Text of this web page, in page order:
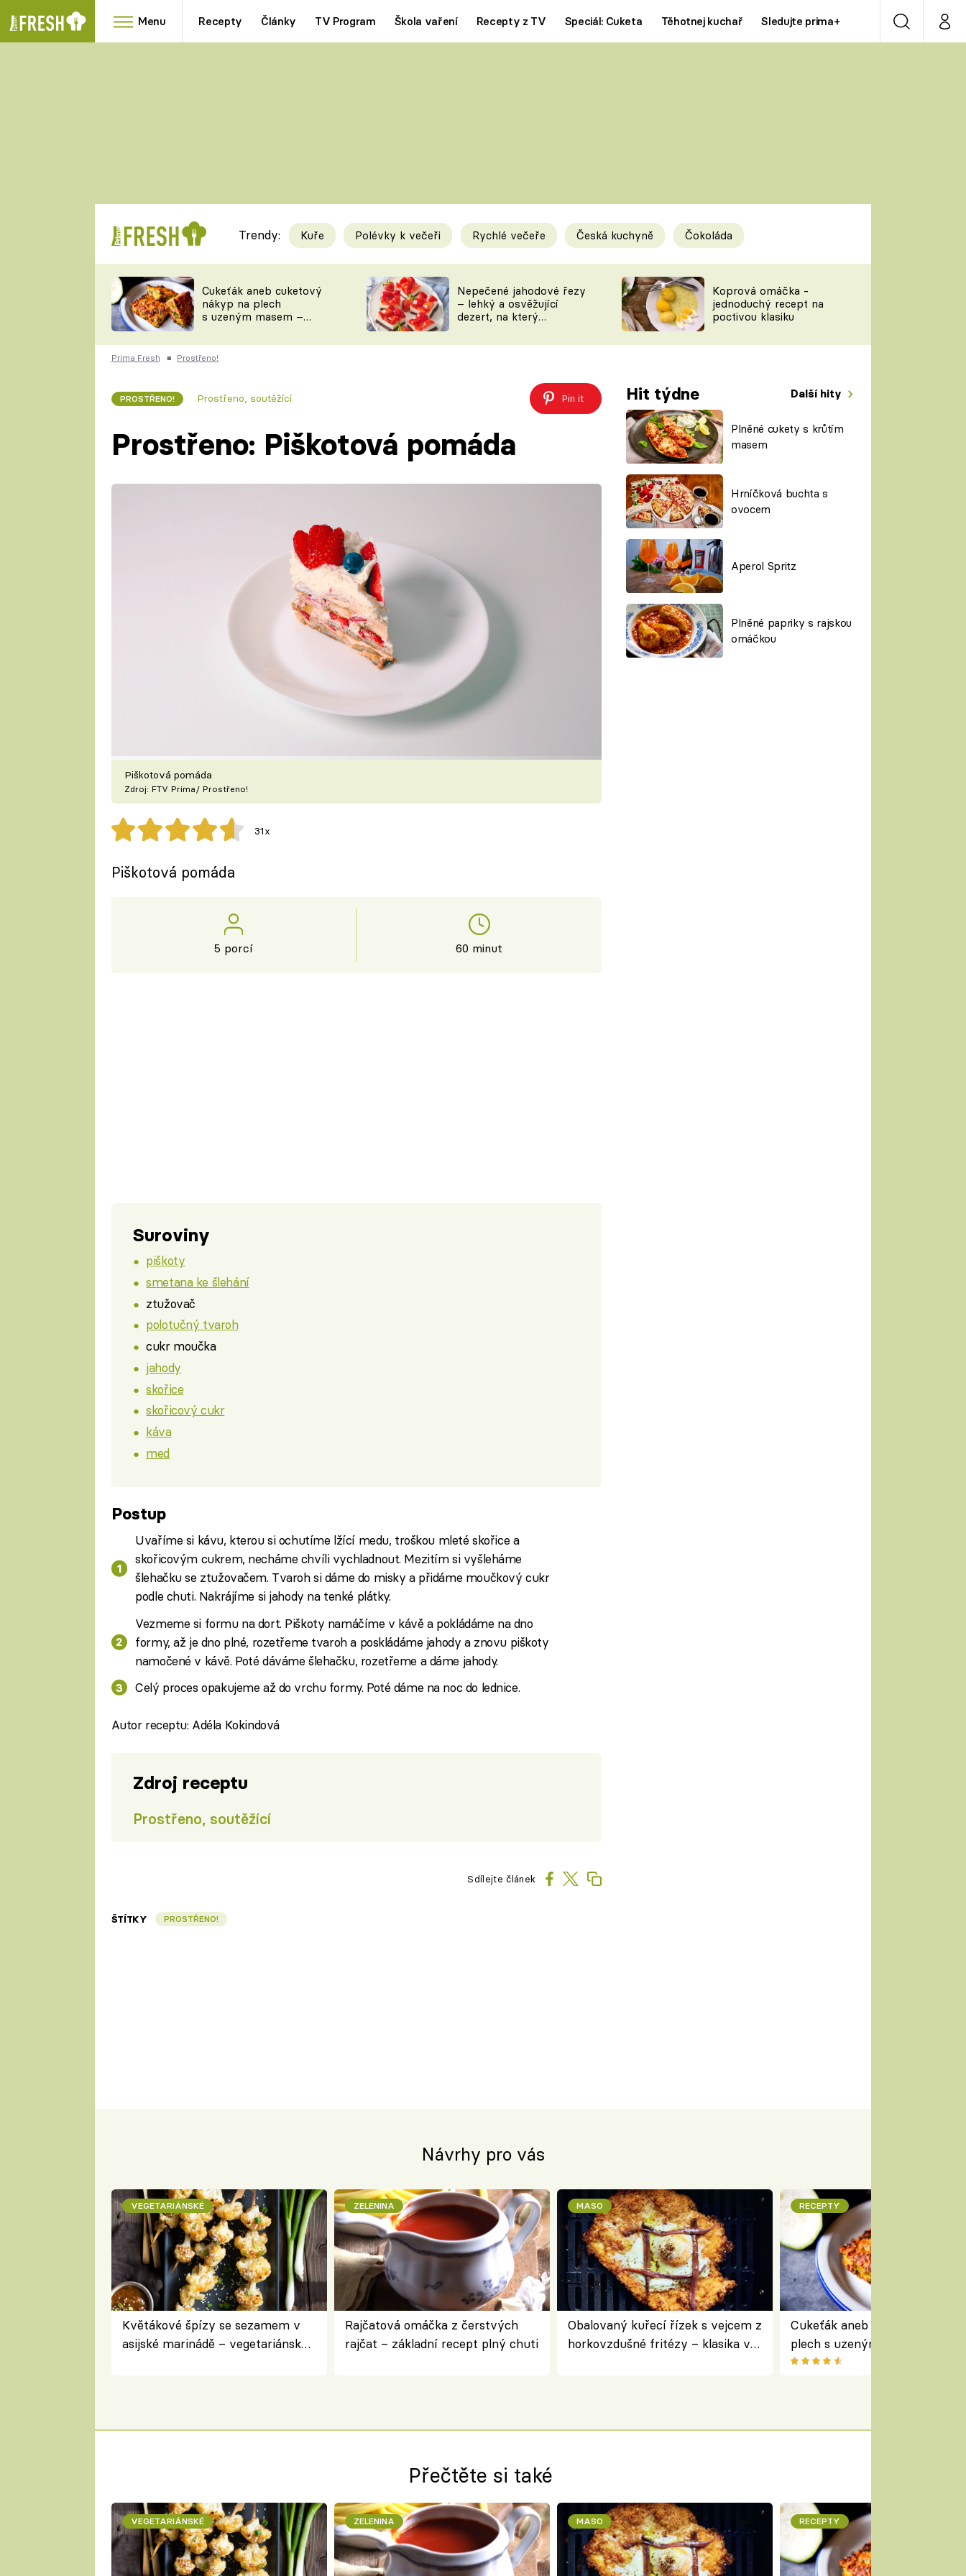
Menu Recepty Články TV Program Škola vaření Recepty z TV Speciál: Cuketa Těhotnej kuchař Sledujte prima+ VyhledáváníMůj
RYCHLOVKY
Videorecepty
TEĎ VAŘÍ ŠÉF!
ČESKO NA TALÍŘI
KUCHAŘKA
Tipy a triky
KAM ZA JÍDLEM
VYCHYTÁVKY
Novinky
ŠÉFREDAKTORKY
ČASOPIS
Prima LAJK
Sledujte nás
Trendy: Kuře Polévky k večeři Rychlé večeře Česká kuchyně Čokoláda
Cukeťák aneb cuketový
nákyp na plech
s uzeným masem –
zpracovat přerostlé
cukety
Nepečené jahodové řezy
– lehký a osvěžující
dezert, na který
Koprová omáčka -
jednoduchý recept na
poctivou klasiku
Prima Fresh ■ Prostřeno!
PROSTŘENO! Prostřeno, soutěžící Pin it Hit týdne Další hity
Plněné cukety s krůtím
masem
Hrníčková buchta s
ovocem
Aperol Spritz
Plněné papriky s rajskou
omáčkou
Prostřeno: Piškotová pomáda
Piškotová pomáda
Zdroj: FTV Prima/ Prostřeno!
31x
Piškotová pomáda
5 porcí 60 minut
Suroviny
piškoty
smetana ke šlehání
ztužovač
polotučný tvaroh
cukr moučka
jahody
skořice
skořicový cukr
káva
med
Postup
Uvaříme si kávu, kterou si ochutíme lžící medu, troškou mleté skořice a
skořicovým cukrem, necháme chvíli vychladnout. Mezitím si vyšleháme
šlehačku se ztužovačem. Tvaroh si dáme do misky a přidáme moučkový cukr
podle chuti. Nakrájíme si jahody na tenké plátky.
Vezmeme si formu na dort. Piškoty namáčíme v kávě a pokládáme na dno
formy, až je dno plné, rozetřeme tvaroh a poskládáme jahody a znovu piškoty
namočené v kávě. Poté dáváme šlehačku, rozetřeme a dáme jahody.
Celý proces opakujeme až do vrchu formy. Poté dáme na noc do lednice.
Autor receptu: Adéla Kokindová
Zdroj receptu
Prostřeno, soutěžící
Sdílejte článek
ŠTÍTKY PROSTŘENO!
Návrhy pro vás
VEGETARIÁNSKÉ
Květákové špízy se sezamem v
asijské marinádě – vegetariánská
ZELENINA
Rajčatová omáčka z čerstvých
rajčat – základní recept plný chuti
MASO
Obalovaný kuřecí řízek s vejcem z
horkovzdušné fritézy – klasika v
RECEPTY
Cukeťák aneb cuketový nákyp
plech s uzeným masem –
způsob, jak zpracovat
Přečtěte si také
VEGETARIÁNSKÉ ZELENINA MASO RECEPTY